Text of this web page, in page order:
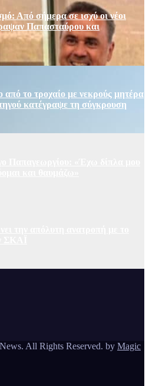
Από σήμερα σε ισχύ οι νέοι
Παπασταύρου και
από το τροχαίο με νεκρούς μητέρα
κατέγραψε τη σύγκρουση
All Rights Reserved. by Magic